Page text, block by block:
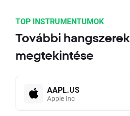
TOP INSTRUMENTUMOK
További hangszerek
megtekintése
AAPL.US
Apple Inc